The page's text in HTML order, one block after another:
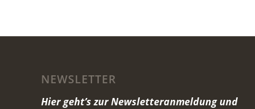
NEWSLETTER
Hier geht’s zur Newsletteranmeldung und